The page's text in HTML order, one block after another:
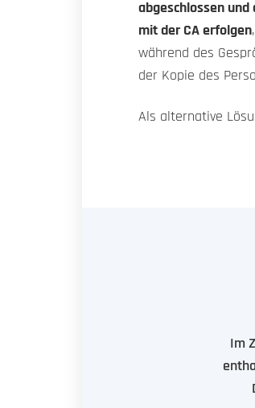
abgeschlossen
mit der CA erfolgen
während des
der Kopie des
Als alternative
Im